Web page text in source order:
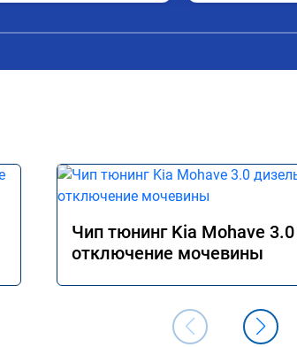
Чип тюнинг Kia Mohave
отключение мочевины